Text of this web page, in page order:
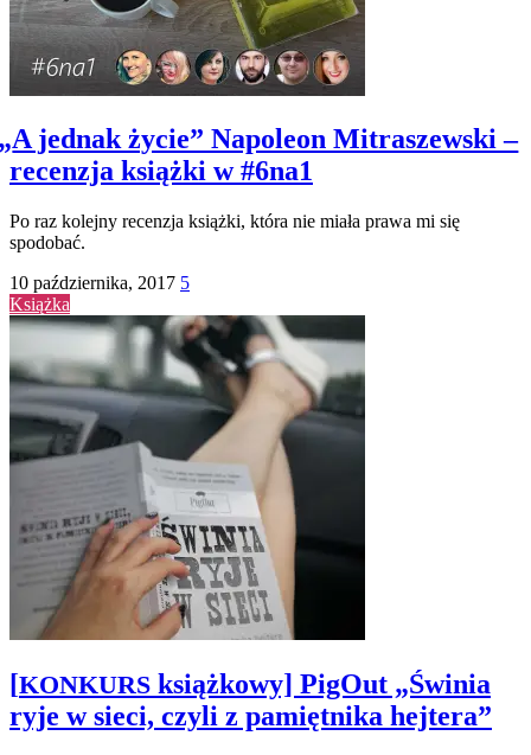
A jednak życie” Napoleon Mitraszewski –
recenzja książki w #6na1
Po raz kolejny recenzja książki, która nie miała prawa mi się
spodobać.
10 października, 2017 5
Książka
[KONKURS książkowy] PigOut „Świnia
ryje w sieci, czyli z pamiętnika hejtera”